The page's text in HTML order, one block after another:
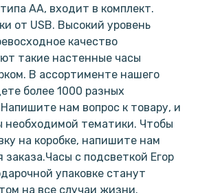
АА, входит в комплект.
от USB. Высокий уровень
качество
такие настенные часы
В ассортименте нашего
более 1000 разных
нам вопрос к товару, и
необходимой тематики. Чтобы
на коробке, напишите нам
заказа.Часы с подсветкой Егор
упаковке станут
на все случаи жизни.